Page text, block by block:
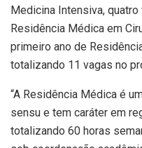
Medicina Intensiva,
Residência Médica em
primeiro ano de
totalizando 11 vagas no
“A Residência Médica é
sensu e tem caráter em
totalizando 60 horas